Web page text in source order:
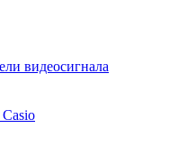
видеосигнала